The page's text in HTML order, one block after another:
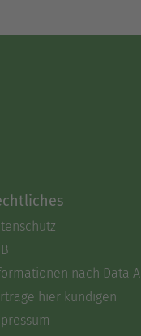
nach Data
hier kündigen